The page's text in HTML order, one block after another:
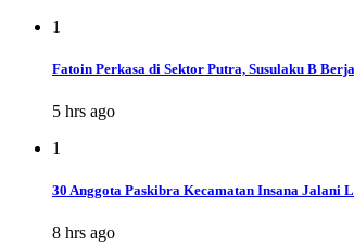
1
Fatoin Perkasa di Sektor Putra, Susulaku B
5 hrs ago
1
30 Anggota Paskibra Kecamatan Insana Jalani
8 hrs ago